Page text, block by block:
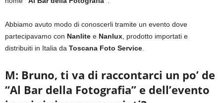
Abbiamo avuto modo di conoscerli tramite un evento dove
partecipavamo con Nanlite e Nanlux, prodotto importati e
distribuiti in Italia da Toscana Foto Service.
M: Bruno, ti va di raccontarci un po’ de
“Al Bar della Fotografia” e dell’evento